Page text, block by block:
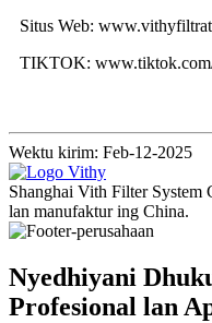
Situs Web:
TIKTOK:
Wektu kirim: Feb-12-2025
Shanghai Vith Filter System
lan manufaktur ing China.
Nyedhiyani
Profesional lan